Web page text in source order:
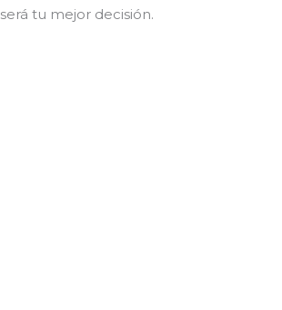
será tu mejor decisión.